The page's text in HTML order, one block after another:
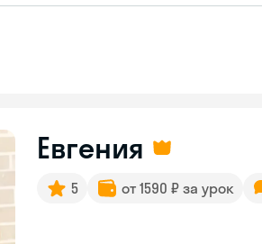
Евгения
5 от 1590 ₽ за урок